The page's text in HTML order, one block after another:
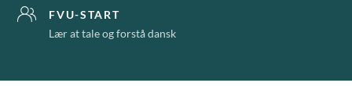
FVU-START
Lær at tale og forstå dansk